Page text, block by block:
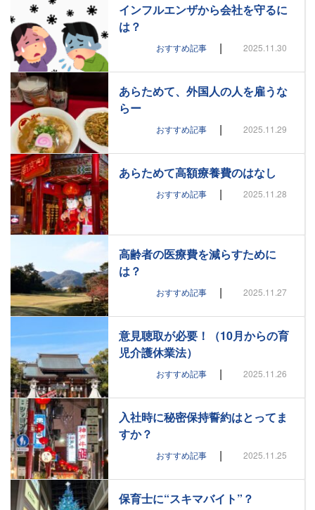
インフルエンザから会社を守るに
は？
おすすめ記事 | 2025.11.30
あらためて、外国人の人を雇うな
らー
おすすめ記事 | 2025.11.29
あらためて高額療養費のはなし
おすすめ記事 | 2025.11.28
高齢者の医療費を減らすために
は？
おすすめ記事 | 2025.11.27
意見聴取が必要！（10月からの育
児介護休業法）
おすすめ記事 | 2025.11.26
入社時に秘密保持誓約はとってま
すか？
おすすめ記事 | 2025.11.25
保育士に“スキマバイト”？